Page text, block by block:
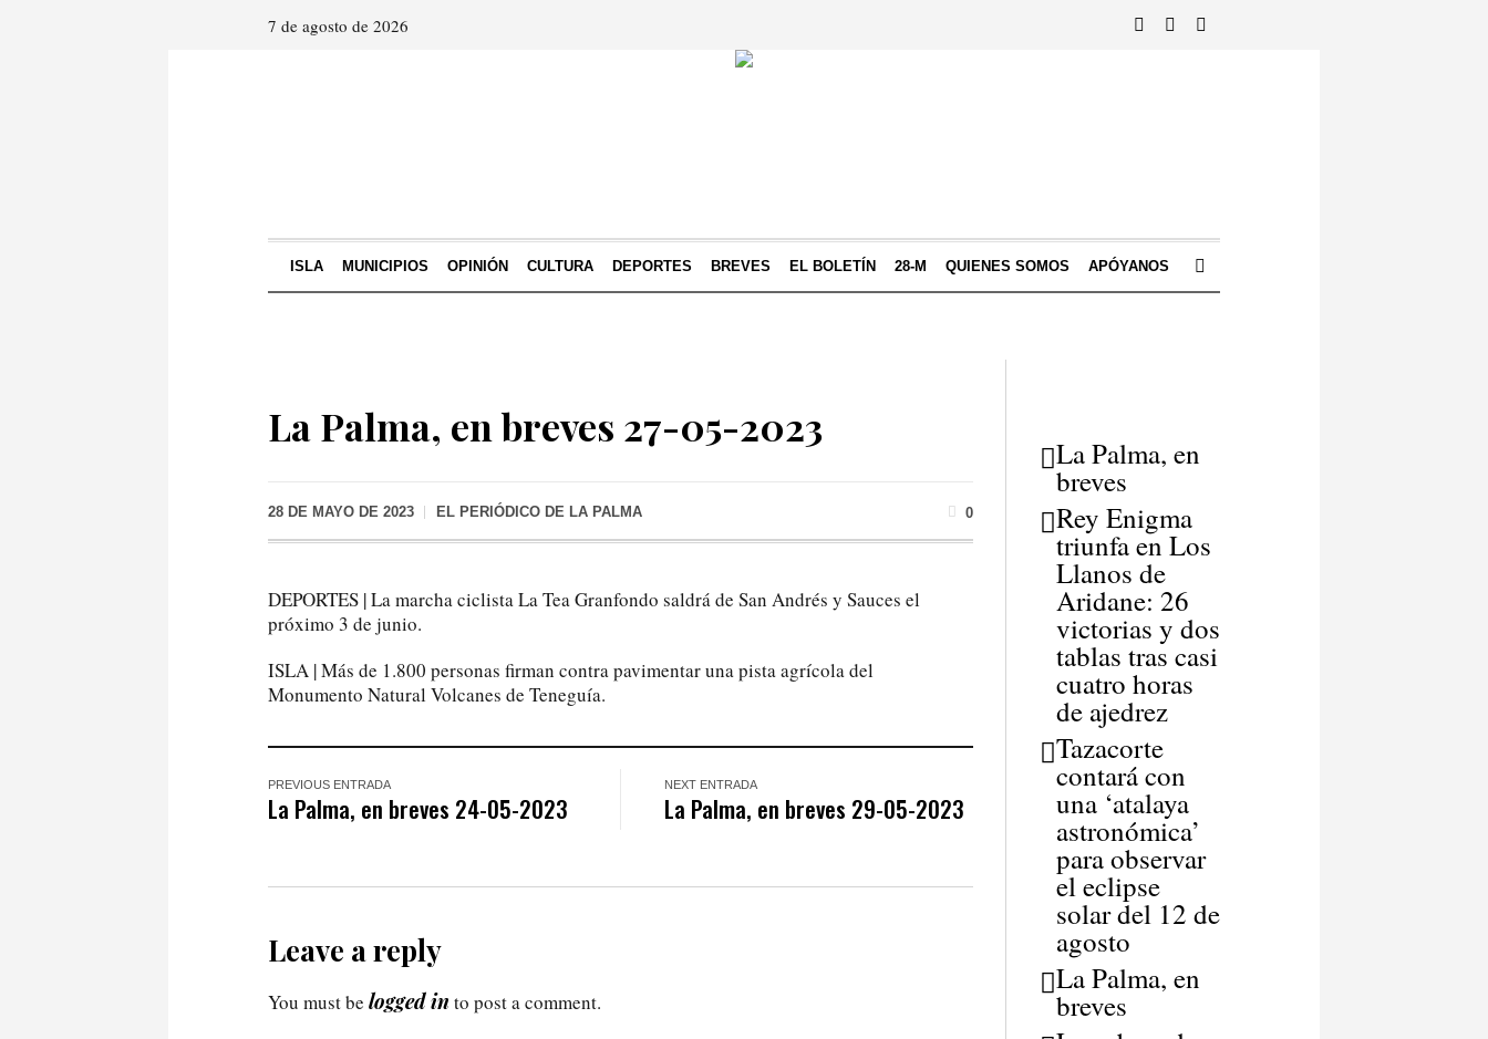
7 de agosto de 2026
ISLA MUNICIPIOS OPINIÓN CULTURA DEPORTES BREVES EL BOLETÍN 28-M QUIENES SOMOS APÓYANOS
La Palma, en breves 27-05-2023
28 DE MAYO DE 2023 EL PERIÓDICO DE LA PALMA 0
DEPORTES | La marcha ciclista La Tea Granfondo saldrá de San Andrés y Sauces el
próximo 3 de junio.
ISLA | Más de 1.800 personas firman contra pavimentar una pista agrícola del
Monumento Natural Volcanes de Teneguía.
PREVIOUS ENTRADA
La Palma, en breves 24-05-2023
NEXT ENTRADA
La Palma, en breves 29-05-2023
Leave a reply
You must be logged in to post a comment.
La Palma, en
breves
Rey Enigma
triunfa en Los
Llanos de
Aridane: 26
victorias y dos
tablas tras casi
cuatro horas
de ajedrez
Tazacorte
contará con
una ‘atalaya
astronómica’
para observar
el eclipse
solar del 12 de
agosto
La Palma, en
breves